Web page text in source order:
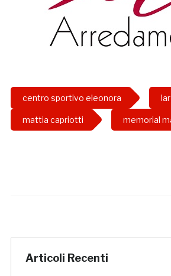
centro sportivo eleonora
mattia capriotti memorial
Articoli Recenti